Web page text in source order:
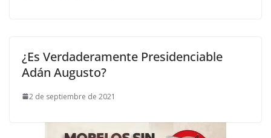
¿Es Verdaderamente Presidenciable
Adán Augusto?
2 de septiembre de 2021